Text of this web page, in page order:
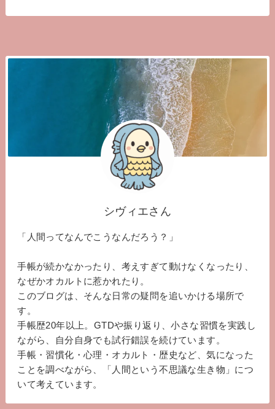
シヴィエさん
「人間ってなんでこうなんだろう？」
手帳が続かなかったり、考えすぎて動けなくなったり、
なぜかオカルトに惹かれたり。
このブログは、そんな日常の疑問を追いかける場所で
す。
手帳歴20年以上。GTDや振り返り、小さな習慣を実践し
ながら、自分自身でも試行錯誤を続けています。
手帳・習慣化・心理・オカルト・歴史など、気になった
ことを調べながら、「人間という不思議な生き物」につ
いて考えています。